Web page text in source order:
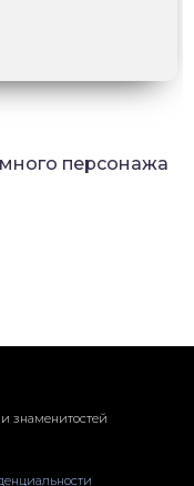
персонажа
знаменитостей